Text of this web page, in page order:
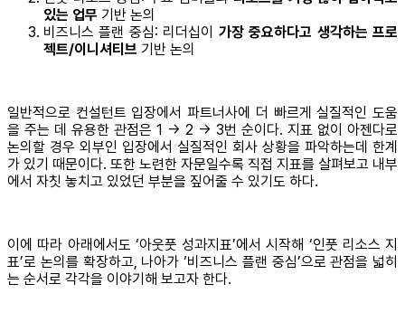
있는 업무 기반 논의
비즈니스 플랜 중심: 리더십이 가장 중요하다고 생각하는 프로
젝트/이니셔티브 기반 논의
일반적으로 컨설턴트 입장에서 파트너사에 더 빠르게 실질적인 도움
을 주는 데 유용한 관점은 1 → 2 → 3번 순이다. 지표 없이 아젠다로
논의할 경우 외부인 입장에서 실질적인 회사 상황을 파악하는데 한계
가 있기 때문이다. 또한 노련한 자문일수록 직접 지표를 살펴보고 내부
에서 자칫 놓치고 있었던 부분을 짚어줄 수 있기도 하다.
이에 따라 아래에서도 ‘아웃풋 성과지표’에서 시작해 ‘인풋 리소스 지
표’로 논의를 확장하고, 나아가 ‘비즈니스 플랜 중심’으로 관점을 넓히
는 순서로 각각을 이야기해 보고자 한다.